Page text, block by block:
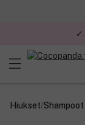
✓
Löydä
Hiukset/Shampoot